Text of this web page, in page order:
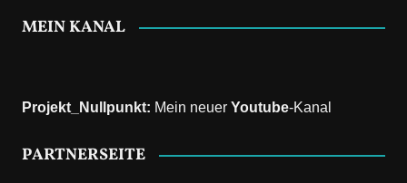
MEIN KANAL
Projekt_Nullpunkt: Mein neuer Youtube-Kanal
PARTNERSEITE